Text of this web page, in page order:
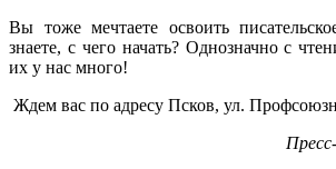
Вы тоже мечтаете освоить
знаете, с чего начать? Однозначно с
их у нас много!
Ждем вас по адресу Псков, ул.